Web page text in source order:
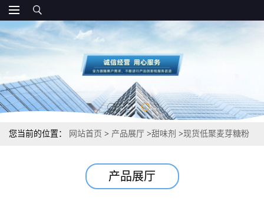
您当前的位置： 网站首页 > 产品展厅 >甜味剂 >现货低聚麦芽糖粉
产品展厅